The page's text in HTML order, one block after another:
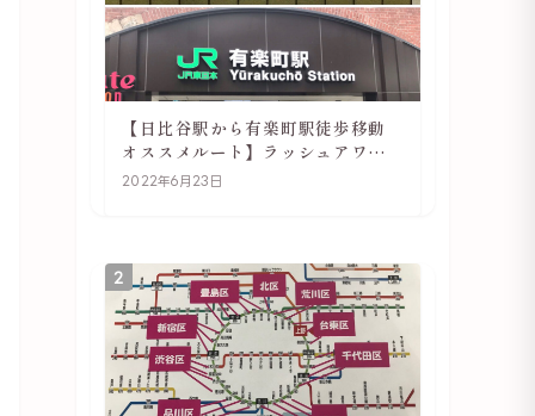
【日比谷駅から有楽町駅徒歩移動
オススメルート】ラッシュアワー
でも快適
2022年6月23日
2